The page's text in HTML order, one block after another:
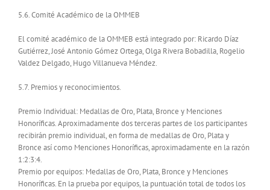
5.6. Comité Académico de la OMMEB
El comité académico de la OMMEB está integrado por: Ricardo Díaz
Gutiérrez, José Antonio Gómez Ortega, Olga Rivera Bobadilla, Rogelio
Valdez Delgado, Hugo Villanueva Méndez.
5.7. Premios y reconocimientos.
Premio Individual: Medallas de Oro, Plata, Bronce y Menciones
Honoríficas. Aproximadamente dos terceras partes de los participantes
recibirán premio individual, en forma de medallas de Oro, Plata y
Bronce así como Menciones Honoríficas, aproximadamente en la razón
1:2:3:4.
Premio por equipos: Medallas de Oro, Plata, Bronce y Menciones
Honoríficas. En la prueba por equipos, la puntuación total de todos los